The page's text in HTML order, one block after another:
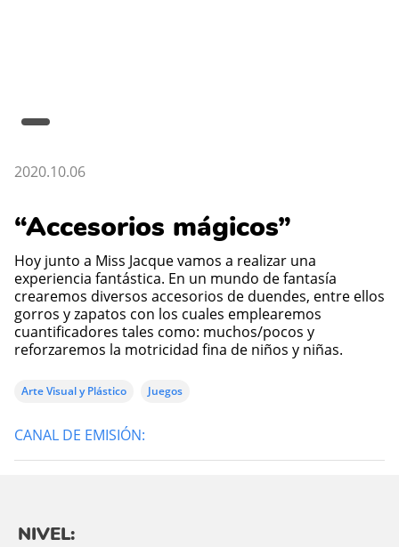
2020.10.06
“Accesorios mágicos”
Hoy junto a Miss Jacque vamos a realizar una
experiencia fantástica. En un mundo de fantasía
crearemos diversos accesorios de duendes, entre ellos
gorros y zapatos con los cuales emplearemos
cuantificadores tales como: muchos/pocos y
reforzaremos la motricidad fina de niños y niñas.
Arte Visual y Plástico Juegos
CANAL DE EMISIÓN:
NIVEL: